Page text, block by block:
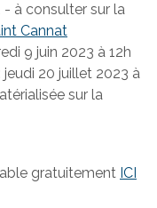
- à consulter sur la
Cannat
9 juin 2023 à 12h
20 juillet 2023 à
sur la
gratuitement ICI